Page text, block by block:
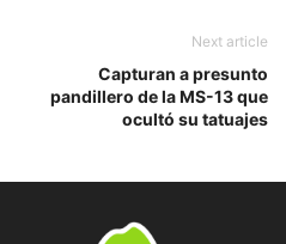
Next article
Capturan a presunto
pandillero de la MS-13 que
ocultó su tatuajes